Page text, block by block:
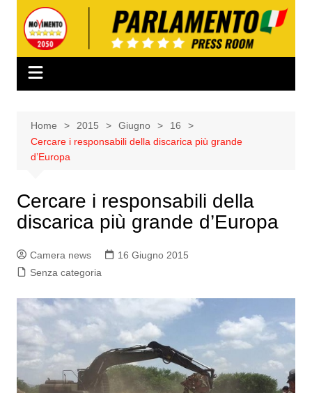
contenuto
Home 2015 Giugno
16
Cercare i responsabili della discarica più grande
d’Europa
Cercare i responsabili della
discarica più grande d’Europa
Camera news
16 Giugno 2015
Senza categoria